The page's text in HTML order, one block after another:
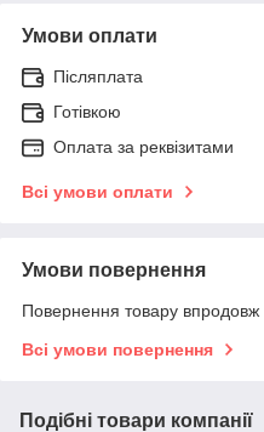
Умови оплати
Післяплата
Готівкою
Оплата за реквізитами
Всі умови оплати
Умови повернення
Повернення товару впродовж
Всі умови повернення
Подібні товари компанії